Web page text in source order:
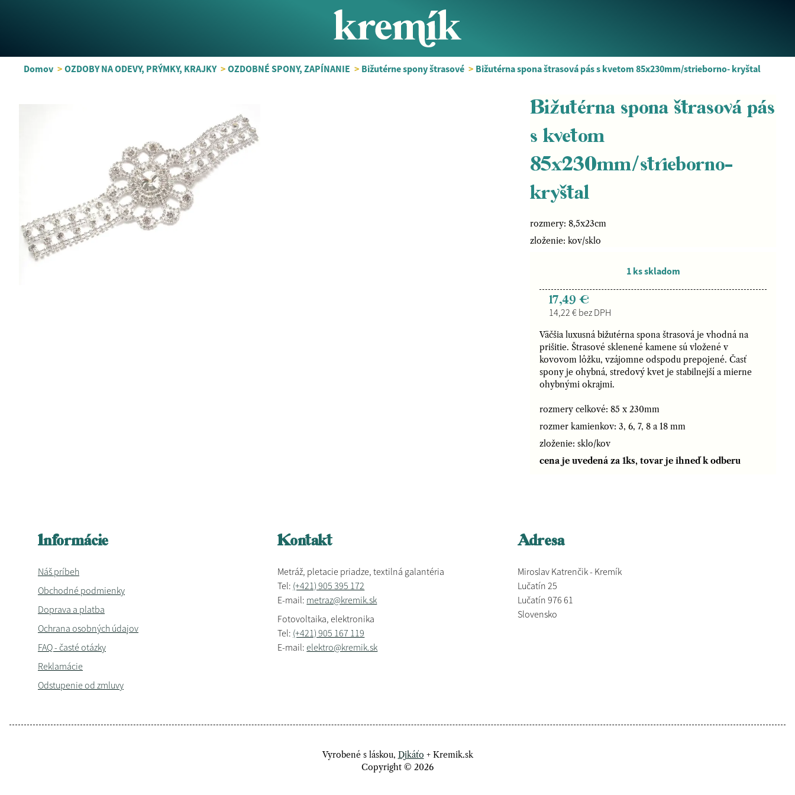
Domov > OZDOBY NA ODEVY, PRÝMKY, KRAJKY > OZDOBNÉ SPONY, ZAPÍNANIE > Bižutérne spony štrasové > Bižutérna spona štrasová pás s kvetom 85x230mm/strieborno- kryštal
Bižutérna spona štrasová pás
s kvetom
85x230mm/strieborno-
kryštal
rozmery: 8,5x23cm
zloženie: kov/sklo
1 ks skladom
17,49 €
14,22 € bez DPH
Väčšia luxusná bižutérna spona štrasová je vhodná na
prišitie. Štrasové sklenené kamene sú vložené v
kovovom lôžku, vzájomne odspodu prepojené. Časť
spony je ohybná, stredový kvet je stabilnejší a mierne
ohybnými okrajmi.
rozmery celkové: 85 x 230mm
rozmer kamienkov: 3, 6, 7, 8 a 18 mm
zloženie: sklo/kov
cena je uvedená za 1ks, tovar je ihneď k odberu
Informácie
Náš príbeh
Obchodné podmienky
Doprava a platba
Ochrana osobných údajov
FAQ - časté otázky
Reklamácie
Odstupenie od zmluvy
Kontakt
Metráž, pletacie priadze, textilná galantéria
Tel: (+421) 905 395 172
E-mail: metraz@kremik.sk
Fotovoltaika, elektronika
Tel: (+421) 905 167 119
E-mail:elektro@kremik.sk
Adresa
Miroslav Katrenčik - Kremík
Lučatín 25
Lučatín 976 61
Slovensko
Vyrobené s láskou, Djkáťo + Kremik.sk
Copyright © 2026